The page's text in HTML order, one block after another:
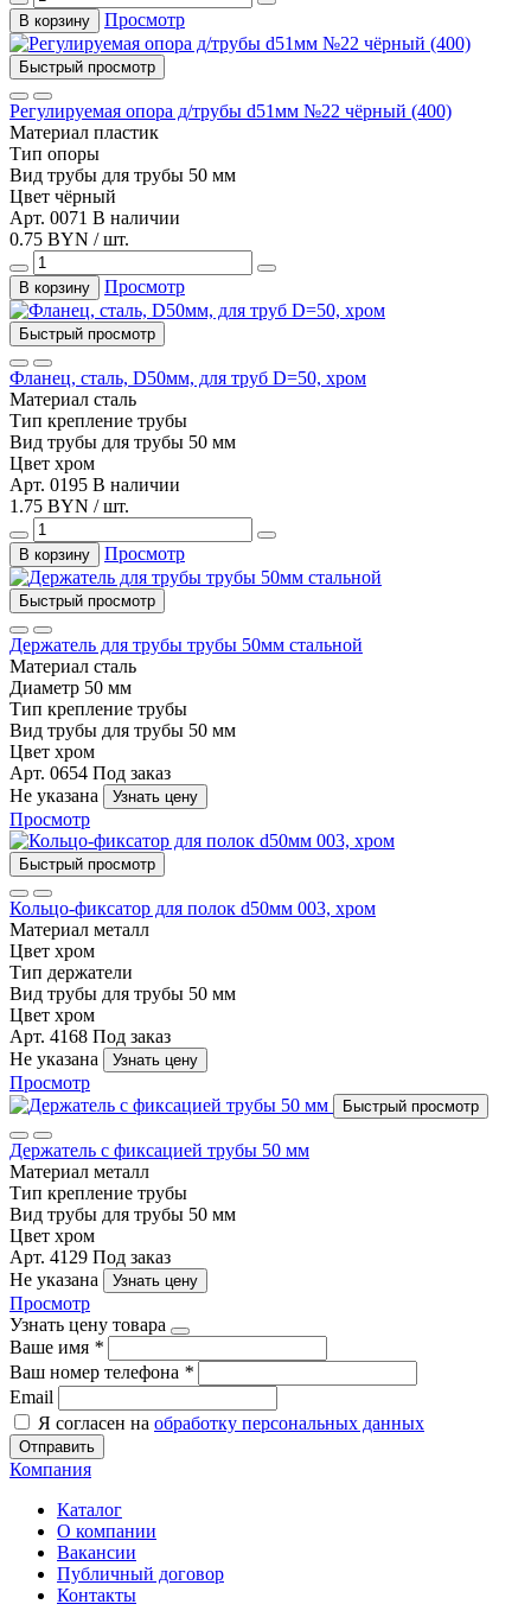
В корзину Просмотр
Быстрый просмотр
Регулируемая опора д/трубы d51мм №22 чёрный (400)
Материал пластик
Тип опоры
Вид трубы для трубы 50 мм
Цвет чёрный
Арт. 0071 В наличии
0.75 BYN / шт.
В корзину Просмотр
Быстрый просмотр
Фланец, сталь, D50мм, для труб D=50, хром
Материал сталь
Тип крепление трубы
Вид трубы для трубы 50 мм
Цвет хром
Арт. 0195 В наличии
1.75 BYN / шт.
В корзину Просмотр
Быстрый просмотр
Держатель для трубы трубы 50мм стальной
Материал сталь
Диаметр 50 мм
Тип крепление трубы
Вид трубы для трубы 50 мм
Цвет хром
Арт. 0654 Под заказ
Не указана
Узнать цену
Просмотр
Быстрый просмотр
Кольцо-фиксатор для полок d50мм 003, хром
Материал металл
Цвет хром
Тип держатели
Вид трубы для трубы 50 мм
Цвет хром
Арт. 4168 Под заказ
Не указана
Узнать цену
Просмотр
Быстрый просмотр
Держатель с фиксацией трубы 50 мм
Материал металл
Тип крепление трубы
Вид трубы для трубы 50 мм
Цвет хром
Арт. 4129 Под заказ
Не указана
Узнать цену
Просмотр
Узнать цену товара
Ваше имя *
Ваш номер телефона *
Email
Я согласен на обработку персональных данных
Отправить
Компания
Каталог
О компании
Вакансии
Публичный договор
Контакты